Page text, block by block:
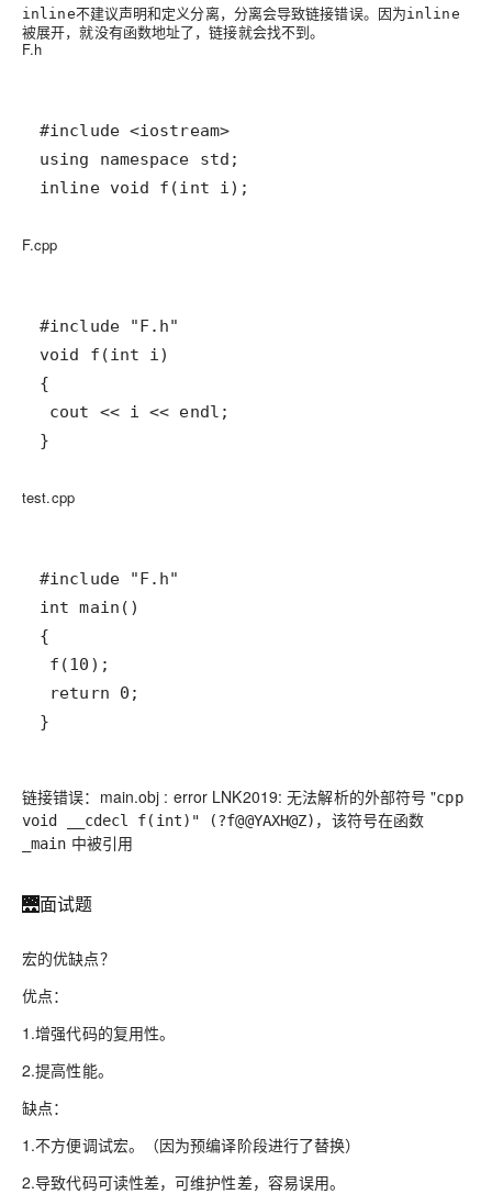
inline不建议声明和定义分离，分离会导致链接错误。因为inline
被展开，就没有函数地址了，链接就会找不到。
F.h
#include <iostream>
inline void f(int i);
F.cpp
}
test.cpp
}
链接错误：main.obj : error LNK2019: 无法解析的外部符号 "cpp
void __cdecl f(int)" (?f@@YAXH@Z) ，该符号在函数
_main 中被引用
🌉面试题
宏的优缺点？
优点：
1.增强代码的复用性。
2.提高性能。
缺点：
1.不方便调试宏。（因为预编译阶段进行了替换）
2.导致代码可读性差，可维护性差，容易误用。